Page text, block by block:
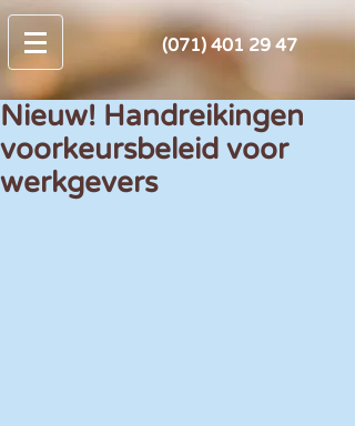
(071) 401 29 47
Nieuw! Handreikingen
voorkeursbeleid voor
werkgevers